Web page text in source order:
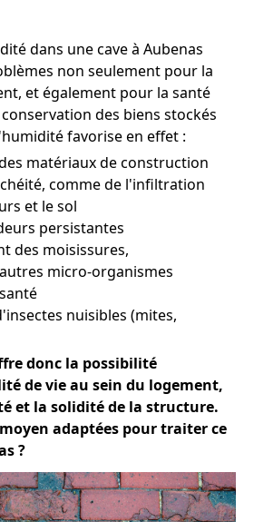
dans une cave à Aubenas
non seulement pour la
et également pour la santé
des biens stockés
favorise en effet :
matériaux de construction
comme de l'infiltration
et le sol
persistantes
des moisissures,
micro-organismes
nuisibles (mites,
donc la possibilité
de vie au sein du logement,
et la solidité de la structure.
adaptées pour traiter ce
?